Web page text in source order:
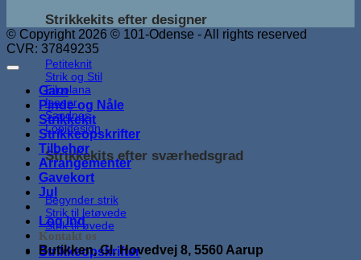
Strikkekits efter designer
Petiteknit
Strik og Stil
Filcolana
Isager
Sandnes
Lopidesign
Strikkekits efter sværhedsgrad
Begynder strik
Strik til letøvede
Strik til øvede
Strikkeopskrifter
© Copyright 2026 © 101-Odense - All rights reserved
CVR: 37849235
Garn
Pinde og Nåle
Strikkekit
Strikkeopskrifter
Tilbehør
Arrangementer
Gavekort
Jul
Log ind
Kontakt os
Butikken, Gl. Hovedvej 8, 5560 Aarup